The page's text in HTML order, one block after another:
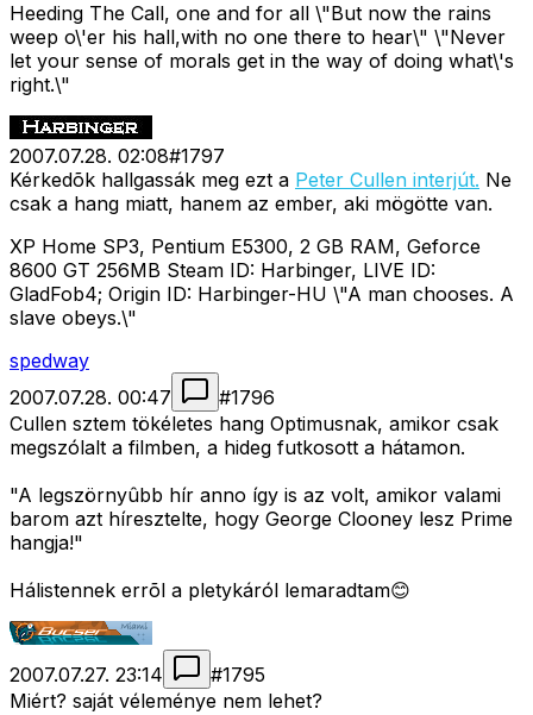
Heeding The Call, one and for all \"But now the rains
weep o\'er his hall,with no one there to hear\" \"Never
let your sense of morals get in the way of doing what\'s
right.\"
2007.07.28. 02:08#1797
Kérkedõk hallgassák meg ezt a Peter Cullen interjút. Ne
csak a hang miatt, hanem az ember, aki mögötte van.
XP Home SP3, Pentium E5300, 2 GB RAM, Geforce
8600 GT 256MB Steam ID: Harbinger, LIVE ID:
GladFob4; Origin ID: Harbinger-HU \"A man chooses. A
slave obeys.\"
spedway
2007.07.28. 00:47
#1796
Cullen sztem tökéletes hang Optimusnak, amikor csak
megszólalt a filmben, a hideg futkosott a hátamon.
"A legszörnyûbb hír anno így is az volt, amikor valami
barom azt híresztelte, hogy George Clooney lesz Prime
hangja!"
Hálistennek errõl a pletykáról lemaradtam😊
2007.07.27. 23:14 #1795
Miért? saját véleménye nem lehet?